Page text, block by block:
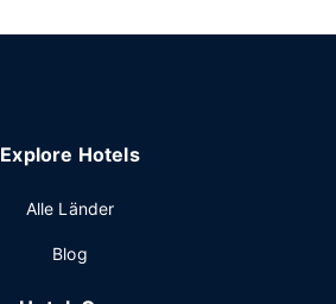
Explore Hotels
Alle Länder
Blog